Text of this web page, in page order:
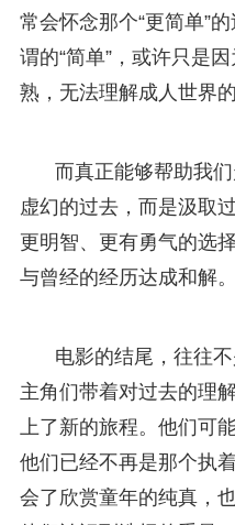
常会怀念那个“更简单”
谓的“简单”，或许只是
熟，无法理解成人世界的
而真正能够帮助我
虚幻的过去，而是汲取
更明智、更有勇气的选
与曾经的经历达成和解。
电影的结尾，往往
主角们带着对过去的理
上了新的旅程。他们可
他们已经不再是那个执
会了欣赏童年的纯真，